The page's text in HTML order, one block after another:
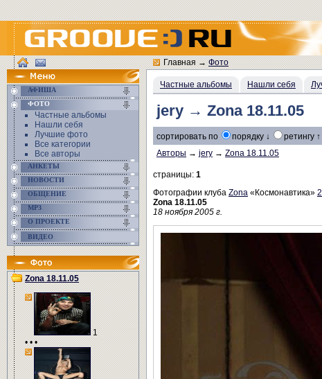
АФИША
ФОТО
Частные альбомы
Нашли себя
Лучшие фото
Все категории
Все авторы
АНКЕТЫ
НОВОСТИ
ОБЩЕНИЕ
MP3
О ПРОЕКТЕ
ВИДЕО
Zona 18.11.05
1
• • •
Главная→Фото
Частные альбомы Нашли себя
jery → Zona 18.11.05
сортировать по порядку ↓ ретингу ↑
Авторы → jery → Zona 18.11.05
страницы: 1
Фотографии клуба Zona «Космонавтика»
Zona 18.11.05
18 ноября 2005 г.